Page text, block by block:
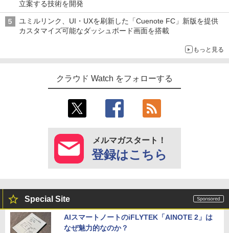
立案する技術を開発
ユミルリンク、UI・UXを刷新した「Cuenote FC」新版を提供
カスタマイズ可能なダッシュボード画面を搭載
もっと見る
クラウド Watch をフォローする
メルマガスタート！
登録はこちら
Special Site
AIスマートノートのiFLYTEK「AINOTE 2」は
なぜ魅力的なのか？